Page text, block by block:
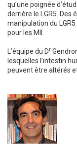
qu’une poignée
derrière le LGR5. Des
manipulation du
pour les MII.
L’équipe du Dr
lesquelles l’intestin
peuvent être altérés